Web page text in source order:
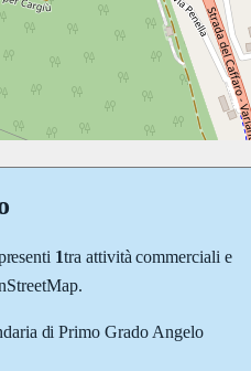
1tra attività commerciali e
di Primo Grado Angelo